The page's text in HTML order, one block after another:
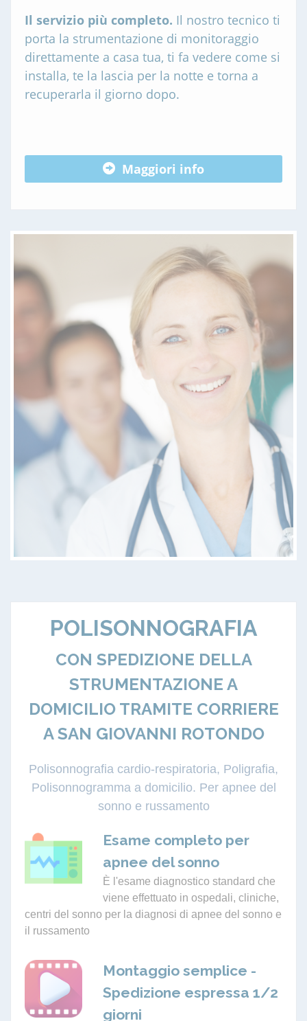
Il servizio più completo. Il nostro tecnico ti
porta la strumentazione di monitoraggio
direttamente a casa tua, ti fa vedere come si
installa, te la lascia per la notte e torna a
recuperarla il giorno dopo.
Maggiori info
POLISONNOGRAFIA
CON SPEDIZIONE DELLA
STRUMENTAZIONE A
DOMICILIO TRAMITE CORRIERE
A SAN GIOVANNI ROTONDO
Polisonnografia cardio-respiratoria, Poligrafia,
Polisonnogramma a domicilio. Per apnee del
sonno e russamento
Esame completo per
apnee del sonno
È l'esame diagnostico standard che
viene effettuato in ospedali, cliniche,
centri del sonno per la diagnosi di apnee del sonno e
il russamento
Montaggio semplice -
Spedizione espressa 1/2
giorni